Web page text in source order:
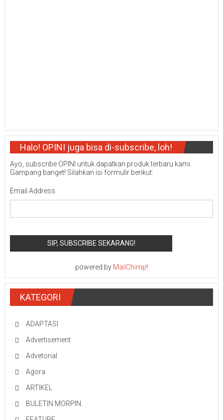
Halo! OPINI juga bisa di-subscribe, loh!
Ayo, subscribe OPINI untuk dapatkan produk terbaru kami.
Gampang banget! Silahkan isi formulir berikut:
Email Address
powered by MailChimp!
KATEGORI
ADAPTASI
Advertisement
Advetorial
Agora
ARTIKEL
BULETIN MORPIN